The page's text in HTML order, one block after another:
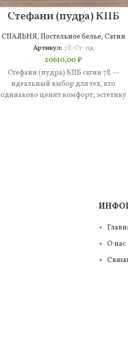
Стефани (пудра) КПБ
сатин 7Е
СПАЛЬНЯ, Постельное белье, Сатин
Артикул: 7Е-Ст-пд
20610,00₽
Стефани (пудра) КПБ сатин 7Е —
идеальный выбор для тех, кто
одинаково ценит комфорт, эстетику
О нас